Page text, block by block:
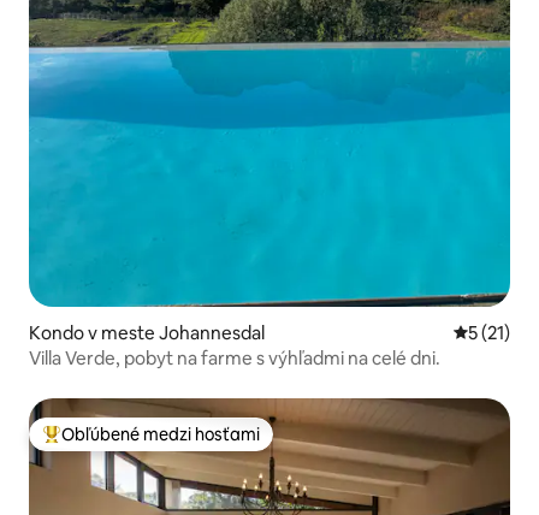
Kondo v meste Johannesdal
5 (21)
Villa Verde, pobyt na farme s výhľadmi na celé dni.
Najobľúbenejšie medzi hosťami
Obľúbené medzi hosťami